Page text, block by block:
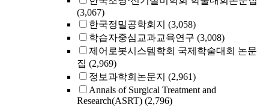
(3,067)
한국정밀공학회지 (3,058)
학습자중심교과교육연구 (3,008)
제어로봇시스템학회 국제학술대회 논문
집 (2,969)
정보과학회논문지 (2,961)
Annals of Surgical Treatment and
Research(ASRT) (2,796)